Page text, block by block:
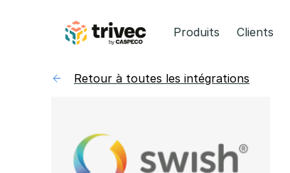
Produits Clients
Retour à toutes les intégrations